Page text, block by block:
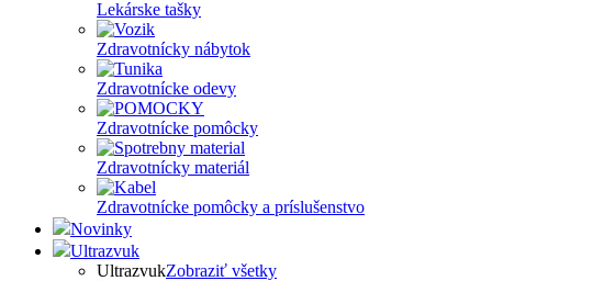
Lekárske tašky
Zdravotnícky nábytok
Zdravotnícke odevy
Zdravotnícke pomôcky
Zdravotnícky materiál
Zdravotnícke pomôcky a príslušenstvo
Novinky
Ultrazvuk
UltrazvukZobraziť všetky